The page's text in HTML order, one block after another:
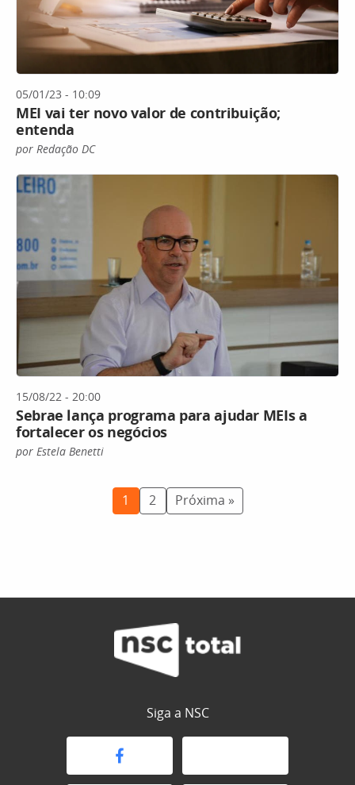
05/01/23 - 10:09
MEI vai ter novo valor de contribuição;
entenda
por Redação DC
15/08/22 - 20:00
Sebrae lança programa para ajudar MEIs a
fortalecer os negócios
por Estela Benetti
1 2 Próxima »
Siga a NSC